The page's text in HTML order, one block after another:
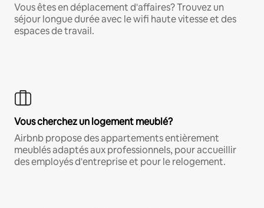
Vous êtes en déplacement d'affaires? Trouvez un
séjour longue durée avec le wifi haute vitesse et des
espaces de travail.
Vous cherchez un logement meublé?
Airbnb propose des appartements entièrement
meublés adaptés aux professionnels, pour accueillir
des employés d'entreprise et pour le relogement.